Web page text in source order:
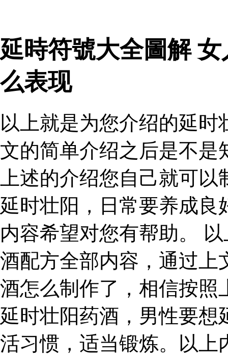
延時符號大全圖解
么表现
以上就是为您介绍的延
文的简单介绍之后是不是
上述的介绍您自己就可
延时壮阳，日常要养成良
内容希望对您有帮助。
酒配方全部内容，通过上
酒怎么制作了，相信按照
延时壮阳药酒，男性要想
活习惯，适当锻炼。以上